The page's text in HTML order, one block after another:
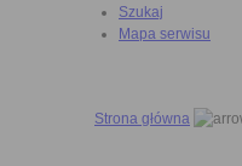
Szukaj
Mapa serwisu
Strona główna